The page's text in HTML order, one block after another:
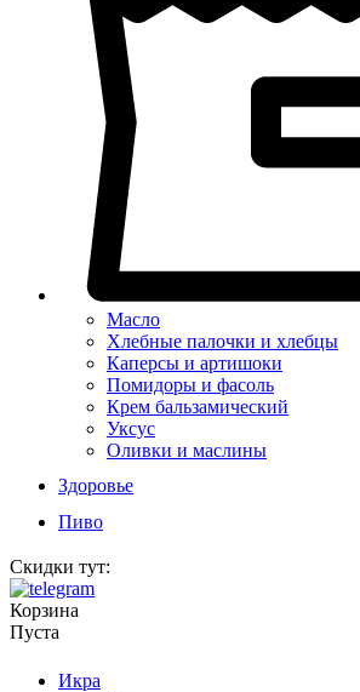
Масло
Хлебные палочки и хлебцы
Каперсы и артишоки
Помидоры и фасоль
Крем бальзамический
Уксус
Оливки и маслины
Здоровье
Пиво
Скидки тут:
Корзина
Пуста
Икра